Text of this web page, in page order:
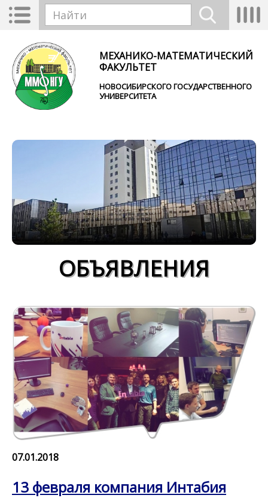
Перейти к основному содержанию
Toggle
navigation
Форма поиска
МЕХАНИКО-МАТЕМАТИЧЕСКИЙ
ФАКУЛЬТЕТ
НОВОСИБИРСКОГО ГОСУДАРСТВЕННОГО
УНИВЕРСИТЕТА
ОБЪЯВЛЕНИЯ
07.01.2018
13 февраля компания Интабия